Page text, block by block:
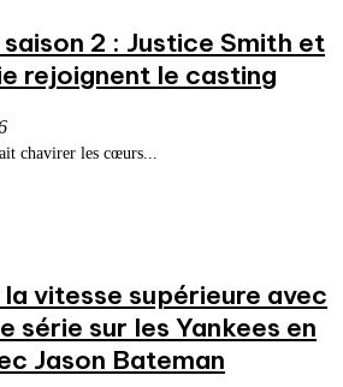
2 : Justice Smith et
rejoignent le casting
chavirer les cœurs...
vitesse supérieure avec
série sur les Yankees en
Jason Bateman